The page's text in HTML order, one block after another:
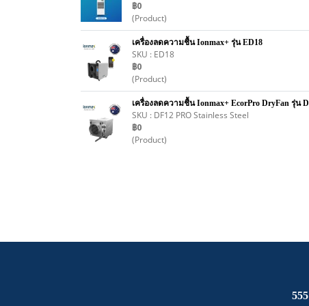
฿0
(Product)
เครื่องลดความชื้น Ionmax+ รุ่น ED18
SKU : ED18
฿0
(Product)
เครื่องลดความชื้น Ionmax+ EcorPro DryFan รุ่น
SKU : DF12 PRO Stainless Steel
฿0
(Product)